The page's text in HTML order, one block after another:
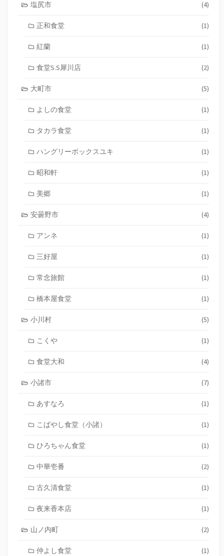
塩尻市 (4)
正和食堂 (1)
紅蘭 (1)
食堂S.S犀川店 (2)
大町市 (5)
よしの食堂 (1)
タカラ食堂 (1)
ハングリーボックスユキ (1)
昭和軒 (1)
美郷 (1)
安曇野市 (4)
アンネ (1)
三好屋 (1)
常念旅館 (1)
橋本屋食堂 (1)
小川村 (5)
こくや (1)
食堂大和 (4)
小諸市 (7)
あすなろ (1)
こばやし食堂（小諸） (1)
ひろちゃん食堂 (1)
中華壱番 (2)
古久清食堂 (1)
夜来香本店 (1)
山ノ内町 (2)
仲よし食堂 (1)